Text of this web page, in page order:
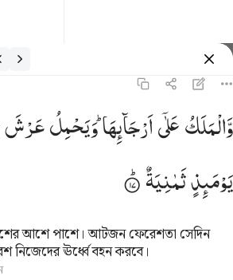
والملك على ارجايها ويحمل عرش ربك
عَلَىٰٓ أَرْجَآئِهَا ۚ وَيَحْمِلُ عَرْشَ رَبِّكَوَّالْمَلَكُعَلٰۤیاَرْجَآىِٕهَا ؕوَیَحْمِلُعَرْشَ
یَوْمَىِٕذٍثَمٰنِیَةٌ
আশে পাশে। আটজন ফেরেশতা সেদিন
নিজেদের ঊর্ধ্বে বহন করবে।